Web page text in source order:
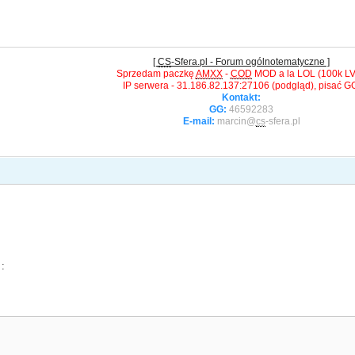
[CS-Sfera.pl - Forum ogólnotematyczne ]
Sprzedam paczkę AMXX- COD MOD a la LOL (100k
IP serwera - 31.186.82.137:27106 (podgląd), pisać
Kontakt:
GG: 46592283
E-mail: marcin@cs-sfera.pl